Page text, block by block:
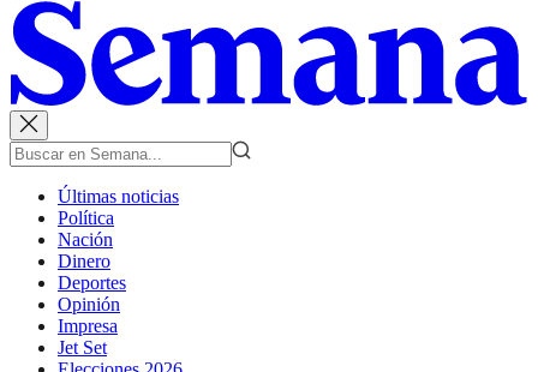
Últimas noticias
Política
Nación
Dinero
Deportes
Opinión
Impresa
Jet Set